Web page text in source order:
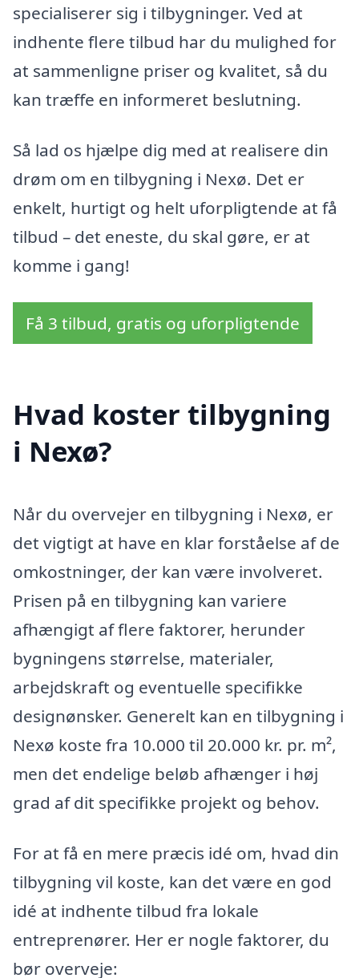
specialiserer sig i tilbygninger. Ved at
indhente flere tilbud har du mulighed for
at sammenligne priser og kvalitet, så du
kan træffe en informeret beslutning.
Så lad os hjælpe dig med at realisere din
drøm om en tilbygning i Nexø. Det er
enkelt, hurtigt og helt uforpligtende at få
tilbud – det eneste, du skal gøre, er at
komme i gang!
Få 3 tilbud, gratis og uforpligtende
Hvad koster tilbygning
i Nexø?
Når du overvejer en tilbygning i Nexø, er
det vigtigt at have en klar forståelse af de
omkostninger, der kan være involveret.
Prisen på en tilbygning kan variere
afhængigt af flere faktorer, herunder
bygningens størrelse, materialer,
arbejdskraft og eventuelle specifikke
designønsker. Generelt kan en tilbygning i
Nexø koste fra 10.000 til 20.000 kr. pr. m²,
men det endelige beløb afhænger i høj
grad af dit specifikke projekt og behov.
For at få en mere præcis idé om, hvad din
tilbygning vil koste, kan det være en god
idé at indhente tilbud fra lokale
entreprenører. Her er nogle faktorer, du
bør overveje: